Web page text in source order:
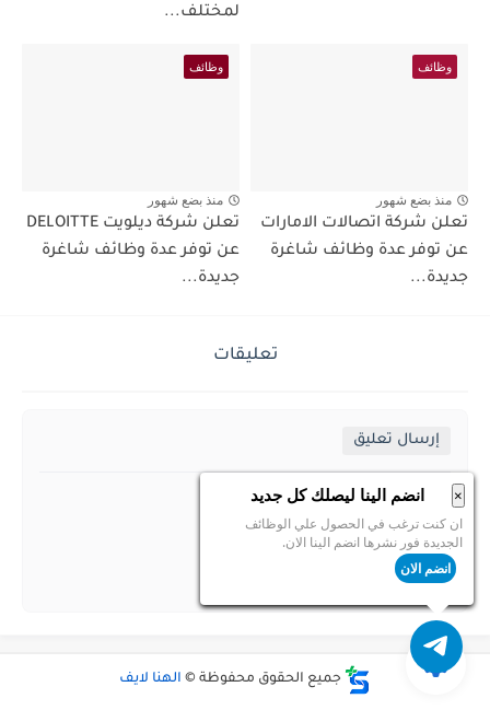
× انضم الينا ليصلك كل جديد
ان كنت ترغب في الحصول علي الوظائف
الجديدة فور نشرها انضم الينا الان.
انضم الان
لمختلف...
وظائف
منذ بضع شهور
تعلن شركة اتصالات الامارات
عن توفر عدة وظائف شاغرة
جديدة...
وظائف
منذ بضع شهور
تعلن شركة ديلويت DELOITTE
عن توفر عدة وظائف شاغرة
جديدة...
تعليقات
إرسال تعليق
جميع الحقوق محفوظة © الهنا لايف